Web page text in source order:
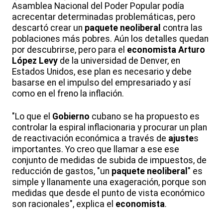
Asamblea Nacional del Poder Popular podía
acrecentar determinadas problemáticas, pero
descartó crear un paquete neoliberal contra las
poblaciones más pobres. Aún los detalles quedan
por descubrirse, pero para el economista Arturo
López Levy de la universidad de Denver, en
Estados Unidos, ese plan es necesario y debe
basarse en el impulso del empresariado y así
como en el freno la inflación.
"Lo que el Gobierno cubano se ha propuesto es
controlar la espiral inflacionaria y procurar un plan
de reactivación económica a través de ajustes
importantes. Yo creo que llamar a ese ese
conjunto de medidas de subida de impuestos, de
reducción de gastos, "un paquete neoliberal " es
simple y llanamente una exageración, porque son
medidas que desde el punto de vista económico
son racionales", explica el economista.